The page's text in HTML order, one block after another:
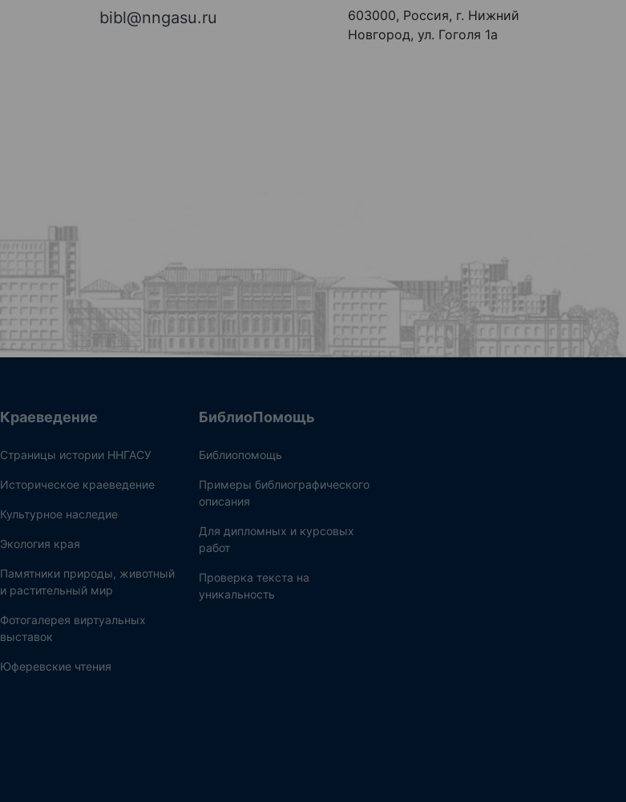
bibl@nngasu.ru
603000, Россия, г. Нижний
Новгород, ул. Гоголя 1а
Краеведение
Страницы истории ННГАСУ
Историческое краеведение
Культурное наследие
Экология края
Памятники природы, животный
и растительный мир
Фотогалерея виртуальных
выставок
Юферевские чтения
БиблиоПомощь
Библиопомощь
Примеры библиографического
описания
Для дипломных и курсовых
работ
Проверка текста на
уникальность